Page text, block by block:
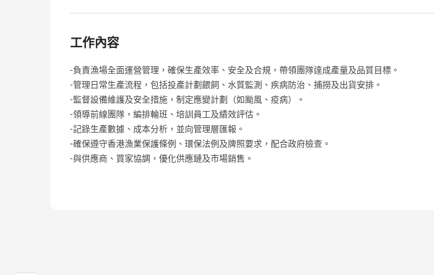
工作內容
-負責漁場全面運營管理，確保生產效率、安全及合規，帶領團隊達成產量及品質目標。
-管理日常生產流程，包括投產計劃餵飼、水質監測、疾病防治、捕撈及出貨安排。
-監督設備維護及安全措施，制定應變計劃（如颱風、疫病）。
-領導前線團隊，編排輪班、培訓員工及績效評估。
-記錄生產數據、成本分析，並向管理層匯報。
-確保遵守香港漁業保護條例、環保法例及牌照要求，配合政府檢查。
-與供應商、買家協調，優化供應鏈及市場銷售。